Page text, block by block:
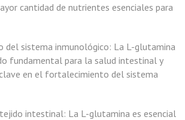
cantidad de nutrientes esenciales para
del sistema inmunológico: La L-glutamina
fundamental para la salud intestinal y
en el fortalecimiento del sistema
intestinal: La L-glutamina es esencial